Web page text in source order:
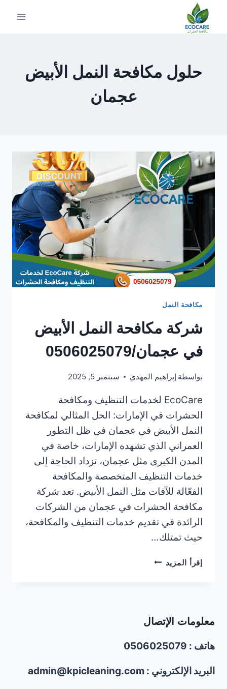
التجاوز
حلول مكافحة النمل الأبيض
عجمان
مكافحة النمل
شركة مكافحة النمل الأبيض
في عجمان/0506025079
بواسطة إبراهيم المهدي سبتمبر 5, 2025
EcoCare لخدمات التنظيف ومكافحة
الحشرات في الإمارات: الحل المثالي لمكافحة
النمل الأبيض في عجمان في ظل التطور
العمراني الذي تشهده الإمارات، خاصة في
المدن الكبرى مثل عجمان، تزداد الحاجة إلى
خدمات التنظيف المتخصصة والمكافحة
الفعّالة للآفات مثل النمل الأبيض. تعد شركة
مكافحة الحشرات في عجمان من الشركات
الرائدة في تقديم خدمات التنظيف والمكافحة،
حيث تمتلك…
إقرأ المزيد شركة
عجمان/0506025079
معلومات الإتصال
هاتف : 0506025079
البريد الإلكتروني : admin@kpicleaning.com